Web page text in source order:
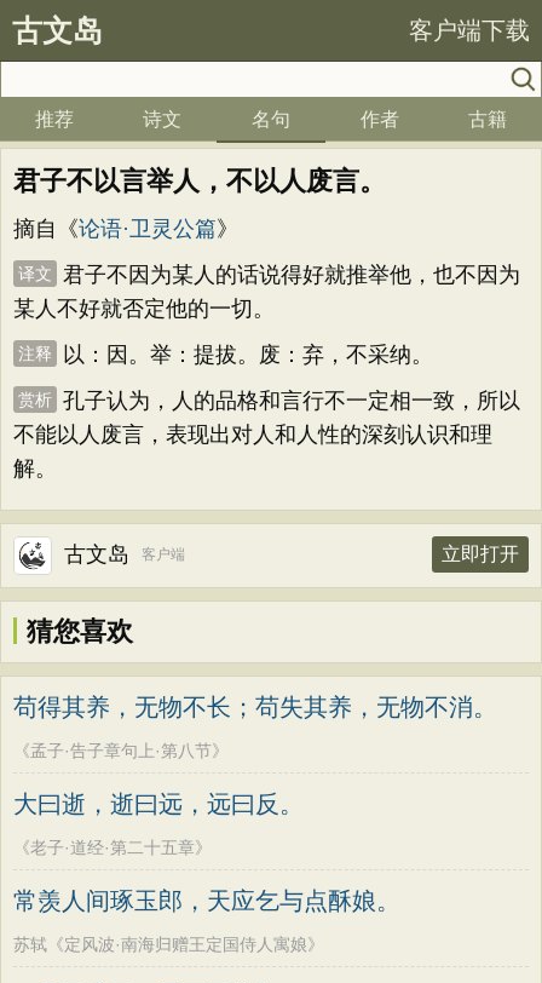
古文岛 客户端下载
推荐 诗文 名句 作者 古籍
君子不以言举人，不以人废言。
摘自《论语·卫灵公篇》
译文
君子不因为某人的话说得好就推举他，也不因为
某人不好就否定他的一切。
注释 以：因。举：提拔。废：弃，不采纳。
赏析 孔子认为，人的品格和言行不一定相一致，所以
不能以人废言，表现出对人和人性的深刻认识和理
解。
古文岛 客户端 立即打开
猜您喜欢
苟得其养，无物不长；苟失其养，无物不消。
《孟子·告子章句上·第八节》
大曰逝，逝曰远，远曰反。
《老子·道经·第二十五章》
常羡人间琢玉郎，天应乞与点酥娘。
苏轼《定风波·南海归赠王定国侍人寓娘》